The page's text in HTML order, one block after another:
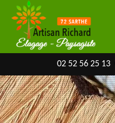
02 52 56 25 13